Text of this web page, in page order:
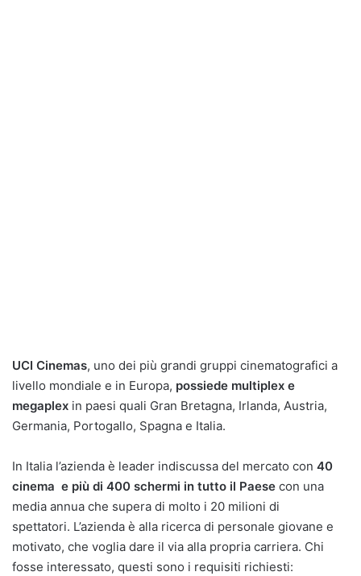
UCI Cinemas, uno dei più grandi gruppi cinematografici a
livello mondiale e in Europa, possiede multiplex e
megaplex in paesi quali Gran Bretagna, Irlanda, Austria,
Germania, Portogallo, Spagna e Italia.
In Italia l’azienda è leader indiscussa del mercato con 40
cinema e più di 400 schermi in tutto il Paese con una
media annua che supera di molto i 20 milioni di
spettatori. L’azienda è alla ricerca di personale giovane e
motivato, che voglia dare il via alla propria carriera. Chi
fosse interessato, questi sono i requisiti richiesti: